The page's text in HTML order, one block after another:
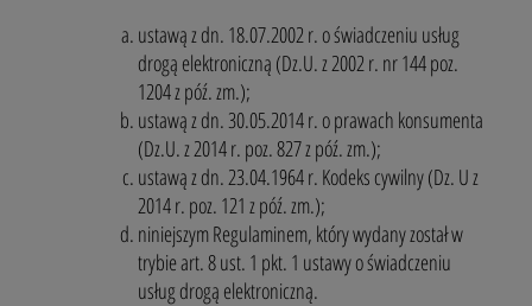
ustawą z dn. 18.07.2002 r. o świadczeniu usług
drogą elektroniczną (Dz.U. z 2002 r. nr 144 poz.
1204 z póź. zm.);
ustawą z dn. 30.05.2014 r. o prawach konsumenta
(Dz.U. z 2014 r. poz. 827 z póź. zm.);
ustawą z dn. 23.04.1964 r. Kodeks cywilny (Dz. U z
2014 r. poz. 121 z póź. zm.);
niniejszym Regulaminem, który wydany został w
trybie art. 8 ust. 1 pkt. 1 ustawy o świadczeniu
usług drogą elektroniczną.